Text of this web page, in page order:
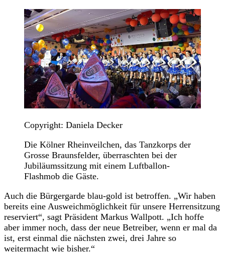
Copyright: Daniela Decker
Die Kölner Rheinveilchen, das Tanzkorps der
Grosse Braunsfelder, überraschten bei der
Jubiläumssitzung mit einem Luftballon-
Flashmob die Gäste.
Auch die Bürgergarde blau-gold ist betroffen. „Wir haben
bereits eine Ausweichmöglichkeit für unsere Herrensitzung
reserviert“, sagt Präsident Markus Wallpott. „Ich hoffe
aber immer noch, dass der neue Betreiber, wenn er mal da
ist, erst einmal die nächsten zwei, drei Jahre so
weitermacht wie bisher.“